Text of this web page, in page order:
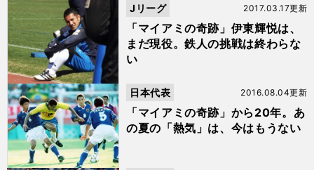
「マイアミの奇跡」伊東輝悦は、
まだ現役。鉄人の挑戦は終わらな
い
2017.03.17更新
Jリーグ
「マイアミの奇跡」から20年。あ
の夏の「熱気」は、今はもうない
2016.08.04更新
日本代表